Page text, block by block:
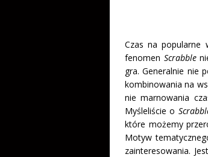
Czas na popularne
fenomen Scrabble
gra. Generalnie nie
kombinowania na
nie marnowania
Myśleliście o
które możemy
Motyw
zainteresowania.